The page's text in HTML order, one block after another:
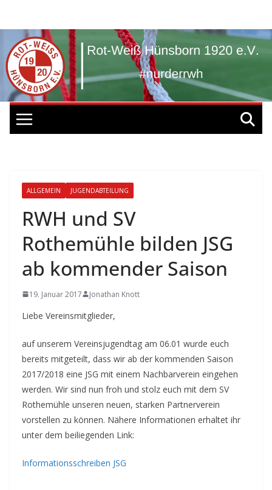
springen
ALLGEMEIN JUGENDABTEILUNG
RWH und SV
Rothemühle bilden JSG
ab kommender Saison
19. Januar 2017 Jonathan Knott
Liebe Vereinsmitglieder,
auf unserem Vereinsjugendtag am 06.01 wurde euch
bereits mitgeteilt, dass wir ab der kommenden Saison
2017/2018 eine JSG mit einem Nachbarverein eingehen
werden. Wir sind nun froh und stolz euch mit dem SV
Rothemühle unseren neuen, starken Partnerverein
vorstellen zu können. Nähere Informationen erhaltet ihr
unter dem beiliegenden Link:
Informationsschreiben JSG